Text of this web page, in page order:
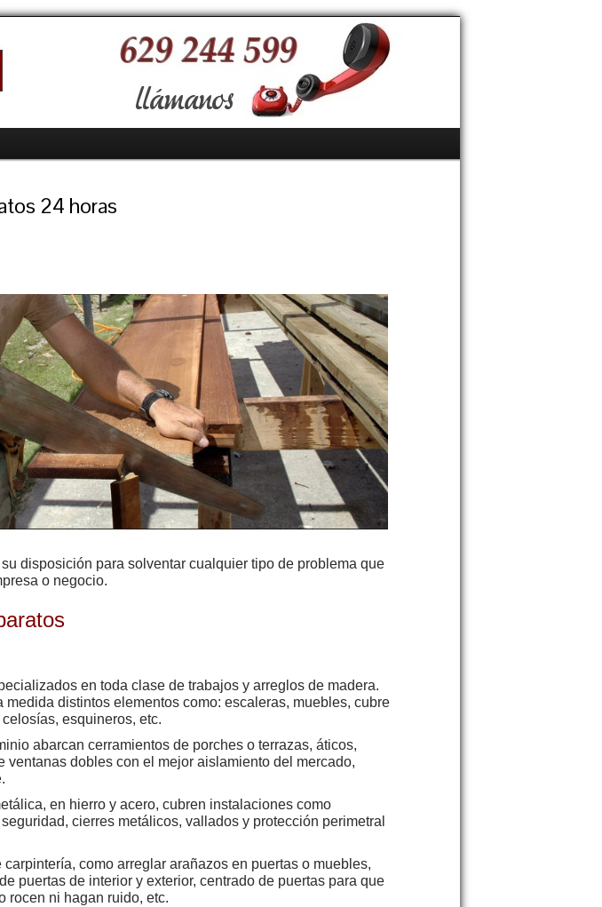
24 horas
disposición para solventar cualquier tipo de problema que
o negocio.
en toda clase de trabajos y arreglos de madera.
medida distintos elementos como: escaleras, muebles, cubre
esquineros, etc.
abarcan cerramientos de porches o terrazas, áticos,
ventanas dobles con el mejor aislamiento del mercado,
en hierro y acero, cubren instalaciones como
cierres metálicos, vallados y protección perimetral
como arreglar arañazos en puertas o muebles,
puertas de interior y exterior, centrado de puertas para que
rocen ni hagan ruido, etc.